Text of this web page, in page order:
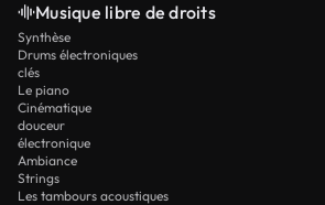
Musique libre de droits
Synthèse
Drums électroniques
clés
Le piano
Cinématique
douceur
électronique
Ambiance
Strings
Les tambours acoustiques